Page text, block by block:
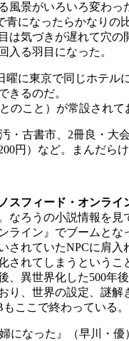
景がいろいろ変わ
になったらかなり
気づきが遅れて穴
る羽目になった。
に東京で同じホテ
きるのだ。
こと）が常設され
古書市、2冊良・大
円）など。まんだら
スフィード・オンライ
ろうの小説情報を
ライン』でブームと
れていたNPCに肩
されてしまうという
異世界化した500年
、世界の設定、謎
ここで終わっている
なった』（早川・